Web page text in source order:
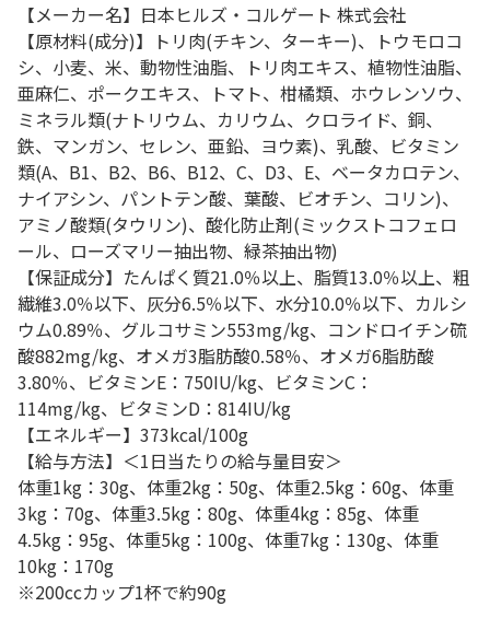
【メーカー名】日本ヒルズ・コルゲート 株式会社
【原材料(成分)】トリ肉(チキン、ターキー)、トウモロコ
シ、小麦、米、動物性油脂、トリ肉エキス、植物性油脂、
亜麻仁、ポークエキス、トマト、柑橘類、ホウレンソウ、
ミネラル類(ナトリウム、カリウム、クロライド、銅、
鉄、マンガン、セレン、亜鉛、ヨウ素)、乳酸、ビタミン
類(A、B1、B2、B6、B12、C、D3、E、ベータカロテン、
ナイアシン、パントテン酸、葉酸、ビオチン、コリン)、
アミノ酸類(タウリン)、酸化防止剤(ミックストコフェロ
ール、ローズマリー抽出物、緑茶抽出物)
【保証成分】たんぱく質21.0％以上、脂質13.0％以上、粗
繊維3.0％以下、灰分6.5％以下、水分10.0％以下、カルシ
ウム0.89％、グルコサミン553mg/kg、コンドロイチン硫
酸882mg/kg、オメガ3脂肪酸0.58％、オメガ6脂肪酸
3.80％、ビタミンE：750IU/kg、ビタミンC：
114mg/kg、ビタミンD：814IU/kg
【エネルギー】373kcal/100g
【給与方法】＜1日当たりの給与量目安＞
体重1kg：30g、体重2kg：50g、体重2.5kg：60g、体重
3kg：70g、体重3.5kg：80g、体重4kg：85g、体重
4.5kg：95g、体重5kg：100g、体重7kg：130g、体重
10kg：170g
※200ccカップ1杯で約90g